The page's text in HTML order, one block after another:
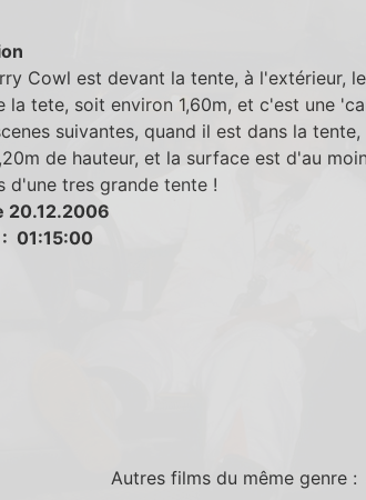
Cowl est devant la tente, à l'extérieur,
la tete, soit environ 1,60m, et c'est une
suivantes, quand il est dans la
de hauteur, et la surface est d'au
d'une tres grande tente !
20.12.2006
01:15:00
Autres films du même genre :